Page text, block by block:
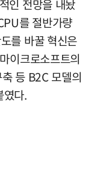
인 전망을 내놨
를 절반가량
를 바꿀 혁신은
이크로소프트의
등 B2C 모델의
였다.